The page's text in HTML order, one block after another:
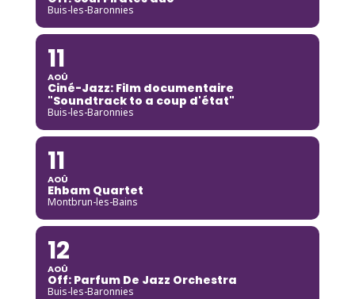
Buis-les-Baronnies
11
AOÛ
Ciné-Jazz: Film documentaire
"Soundtrack to a coup d'état"
Buis-les-Baronnies
11
AOÛ
Ehbam Quartet
Montbrun-les-Bains
12
AOÛ
Off: Parfum De Jazz Orchestra
Buis-les-Baronnies